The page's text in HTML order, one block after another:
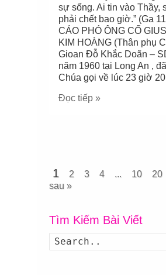
sự sống. Ai tin vào Thầy,
phải chết bao giờ.” (Ga
CÁO PHÓ ÔNG CỐ
KIM HOÀNG (Thân phụ
Gioan Đỗ Khắc Doãn –
năm 1960 tại Long An ,
Chúa gọi về lúc 23 giờ
Đọc tiếp »
1 2 3 4 ... 10 20
sau »
Tìm Kiếm Bài Viết